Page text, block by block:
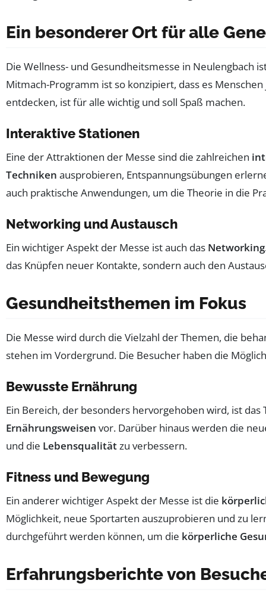
Ein besonderer Ort für alle
Die Wellness- und Gesundheitsmesse in Neulengbach
Mitmach-Programm ist so konzipiert, dass es
entdecken, ist für alle wichtig und soll Spaß machen.
Interaktive Stationen
Eine der Attraktionen der Messe sind die zahlreichen
Techniken ausprobieren, Entspannungsübungen
auch praktische Anwendungen, um die Theorie in die
Networking und Austausch
Ein wichtiger Aspekt der Messe ist auch das Networking
das Knüpfen neuer Kontakte, sondern auch den
Gesundheitsthemen im Fokus
Die Messe wird durch die Vielzahl der Themen, die
stehen im Vordergrund. Die Besucher haben die
Bewusste Ernährung
Ein Bereich, der besonders hervorgehoben wird, ist das
Ernährungsweisen vor. Darüber hinaus werden die
und die Lebensqualitätzu verbessern.
Fitness und Bewegung
Ein anderer wichtiger Aspekt der Messe ist die
Möglichkeit, neue Sportarten auszuprobieren und zu
durchgeführt werden können, um die körperliche
Erfahrungsberichte von